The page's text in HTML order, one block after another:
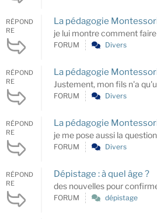
RÉPOND
RE
La pédagogie
je lui montre comment faire
FORUM Divers
RÉPOND
RE
La pédagogie
Justement, mon fils n'a
FORUM Divers
RÉPOND
RE
La pédagogie
je me pose aussi la
FORUM Divers
RÉPOND
RE
Dépistage : à quel âge ?
des nouvelles pour
FORUM dépistage